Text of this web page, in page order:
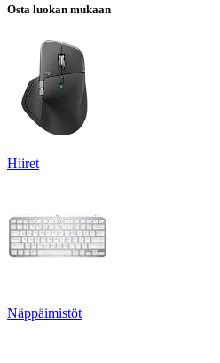
Osta luokan mukaan
Hiiret
Näppäimistöt